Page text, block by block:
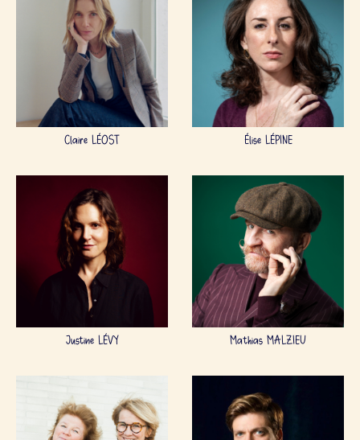
Claire LÉOST Élise LÉPINE
Justine LÉVY Mathias MALZIEU